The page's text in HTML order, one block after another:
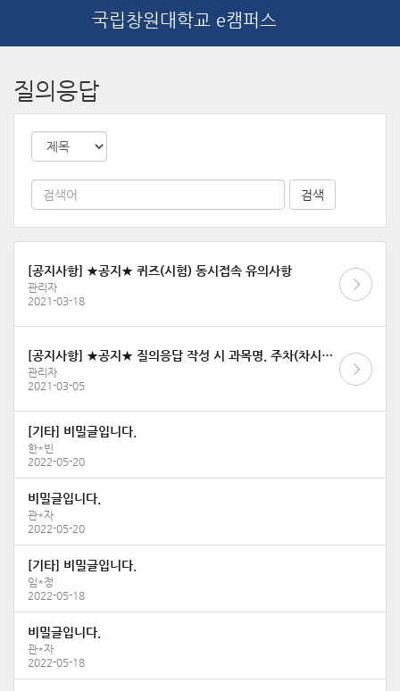
국립창원대학교 e캠퍼스
질의응답
[공지사항] ★공지★ 퀴즈(시험) 동시접속 유의사항
관리자
2021-03-18
[공지사항] ★공지★ 질의응답 작성 시 과목명, 주차(차시)명, 문의내용을 상세히 작성해 주세요
관리자
2021-03-05
[기타] 비밀글입니다.
한*빈
2022-05-20
비밀글입니다.
관*자
2022-05-20
[기타] 비밀글입니다.
임*정
2022-05-18
비밀글입니다.
관*자
2022-05-18